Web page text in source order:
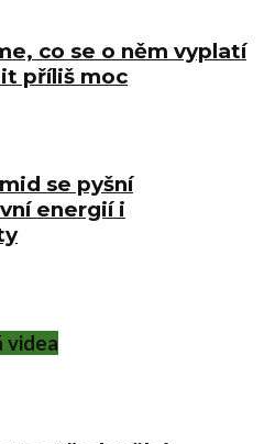
co se o něm vyplatí
příliš moc
se pyšní
energií i
videa